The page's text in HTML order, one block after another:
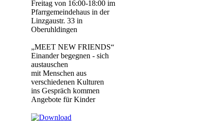
Freitag von 16:00-18:00 im
Pfarrgemeindehaus in der
Linzgaustr. 33 in
Oberuhldingen
„MEET NEW FRIENDS“
Einander begegnen - sich
austauschen
mit Menschen aus
verschiedenen Kulturen
ins Gespräch kommen
Angebote für Kinder